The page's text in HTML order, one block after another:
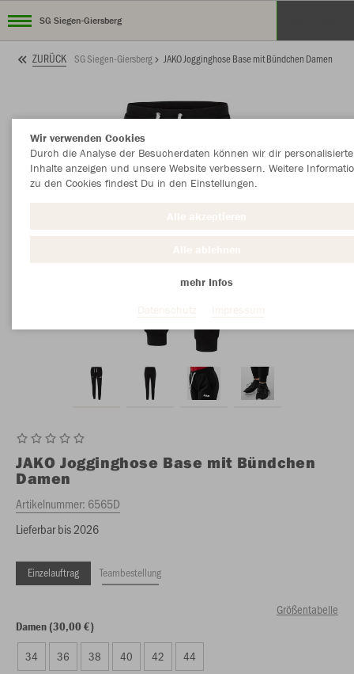
SG Siegen-Giersberg
ZURÜCK SG Siegen-Giersberg JAKO Jogginghose Base mit Bündchen Damen
JAKO Jogginghose Base mit Bündchen
Damen
Artikelnummer: 6565D
Lieferbar bis 2026
Einzelauftrag Teambestellung
Größentabelle
Damen (30,00 €)
34 36 38 40 42 44
Wir verwenden Cookies
Durch die Analyse der Besucherdaten können wir dir personalisierte
Inhalte anzeigen und unsere Website verbessern. Weitere
zu den Cookies findest Du in den Einstellungen.
mehr Infos